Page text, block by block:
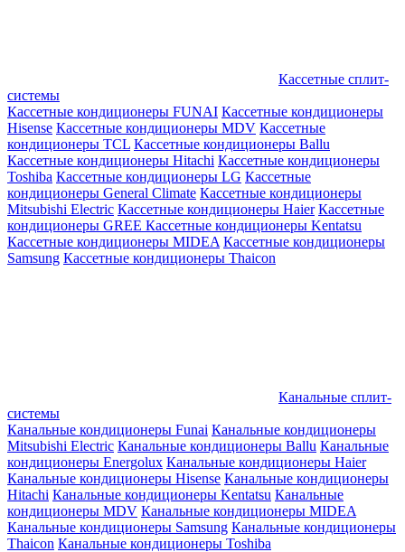
Кассетные сплит-
системы
Кассетные кондиционеры FUNAI Кассетные кондиционеры
Hisense Кассетные кондиционеры MDV Кассетные
кондиционеры TCL Кассетные кондиционеры Ballu
Кассетные кондиционеры Hitachi Кассетные кондиционеры
Toshiba Кассетные кондиционеры LG Кассетные
кондиционеры General Climate Кассетные кондиционеры
Mitsubishi Electric Кассетные кондиционеры Haier Кассетные
кондиционеры GREE Кассетные кондиционеры Kentatsu
Кассетные кондиционеры MIDEA Кассетные кондиционеры
Samsung Кассетные кондиционеры Thaicon
Канальные сплит-
системы
Канальные кондиционеры Funai Канальные кондиционеры
Mitsubishi Electric Канальные кондиционеры Ballu Канальные
кондиционеры Energolux Канальные кондиционеры Haier
Канальные кондиционеры Hisense Канальные кондиционеры
Hitachi Канальные кондиционеры Kentatsu Канальные
кондиционеры MDV Канальные кондиционеры MIDEA
Канальные кондиционеры Samsung Канальные кондиционеры
Thaicon Канальные кондиционеры Toshiba